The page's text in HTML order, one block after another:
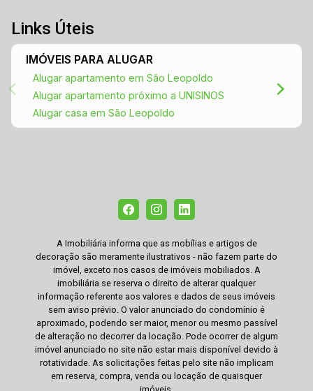
Links Úteis
IMÓVEIS PARA ALUGAR
Alugar apartamento em São Leopoldo
Alugar apartamento próximo a UNISINOS
Alugar casa em São Leopoldo
A Imobiliária informa que as mobílias e artigos de
decoração são meramente ilustrativos - não fazem parte do
imóvel, exceto nos casos de imóveis mobiliados. A
imobiliária se reserva o direito de alterar qualquer
informação referente aos valores e dados de seus imóveis
sem aviso prévio. O valor anunciado do condomínio é
aproximado, podendo ser maior, menor ou mesmo passível
de alteração no decorrer da locação. Pode ocorrer de algum
imóvel anunciado no site não estar mais disponível devido à
rotatividade. As solicitações feitas pelo site não implicam
em reserva, compra, venda ou locação de quaisquer
imóveis.